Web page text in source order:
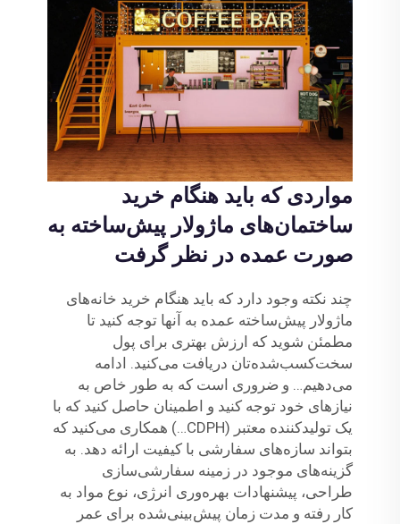
مواردی که باید هنگام خرید
ساختمان‌های ماژولار پیش‌ساخته به
صورت عمده در نظر گرفت
چند نکته وجود دارد که باید هنگام خرید خانه‌های
ماژولار پیش‌ساخته عمده به آنها توجه کنید تا
مطمئن شوید که ارزش بهتری برای پول
سخت‌کسب‌شده‌تان دریافت می‌کنید. ادامه
می‌دهیم… و ضروری است که به طور خاص به
نیازهای خود توجه کنید و اطمینان حاصل کنید که با
یک تولیدکننده معتبر (CDPH…) همکاری می‌کنید که
بتواند سازه‌های سفارشی با کیفیت ارائه دهد. به
گزینه‌های موجود در زمینه سفارشی‌سازی
طراحی، پیشنهادات بهره‌وری انرژی، نوع مواد به
کار رفته و مدت زمان پیش‌بینی‌شده برای عمر